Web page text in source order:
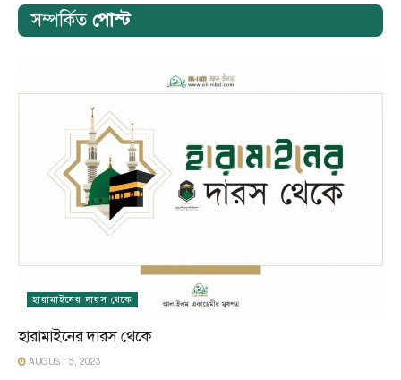
সম্পর্কিত পোস্ট
হারামাইনের দারস থেকে
হারামাইনের দারস থেকে
AUGUST 5, 2023